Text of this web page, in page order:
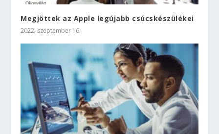
Megjöttek az Apple legújabb csúcskészülékei
2022. szeptember 16.